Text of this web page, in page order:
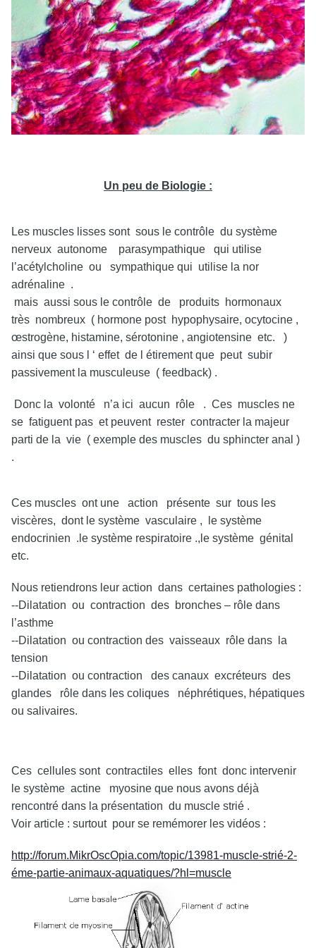
Un peu de Biologie :
Les muscles lisses sont sous le contrôle du système
nerveux autonome parasympathique qui utilise
l’acétylcholine ou sympathique qui utilise la nor
adrénaline .
mais aussi sous le contrôle de produits hormonaux
très nombreux ( hormone post hypophysaire, ocytocine ,
œstrogène, histamine, sérotonine , angiotensine etc. )
ainsi que sous l ‘ effet de l étirement que peut subir
passivement la musculeuse ( feedback) .
Donc la volonté n’a ici aucun rôle . Ces muscles ne
se fatiguent pas et peuvent rester contracter la majeur
parti de la vie ( exemple des muscles du sphincter anal )
.
Ces muscles ont une action présente sur tous les
viscères, dont le système vasculaire , le système
endocrinien .le système respiratoire .,le système génital
etc.
Nous retiendrons leur action dans certaines pathologies :
--Dilatation ou contraction des bronches – rôle dans
l’asthme
--Dilatation ou contraction des vaisseaux rôle dans la
tension
--Dilatation ou contraction des canaux excréteurs des
glandes rôle dans les coliques néphrétiques, hépatiques
ou salivaires.
Ces cellules sont contractiles elles font donc intervenir
le système actine myosine que nous avons déjà
rencontré dans la présentation du muscle strié .
Voir article : surtout pour se remémorer les vidéos :
http://forum.MikrOscOpia.com/topic/13981-muscle-strié-2-
éme-partie-animaux-aquatiques/?hl=muscle